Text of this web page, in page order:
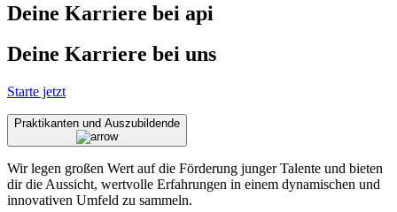
Deine Karriere bei api
Deine Karriere bei uns
Starte jetzt
Praktikanten und Auszubildende
Wir legen großen Wert auf die Förderung junger Talente und bieten
dir die Aussicht, wertvolle Erfahrungen in einem dynamischen und
innovativen Umfeld zu sammeln.